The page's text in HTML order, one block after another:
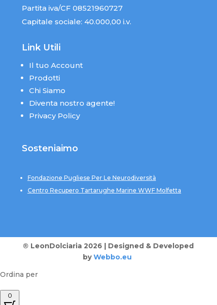
Partita iva/CF 08521960727
Capitale sociale: 40.000,00 i.v.
Link Utili
Il tuo Account
Prodotti
Chi Siamo
Diventa nostro agente!
Privacy Policy
Sosteniaimo
Fondazione Pugliese Per Le Neurodiversità
Centro Recupero Tartarughe Marine WWF Molfetta
® LeonDolciaria 2026 | Designed & Developed
by Webbo.eu
Ordina per
0